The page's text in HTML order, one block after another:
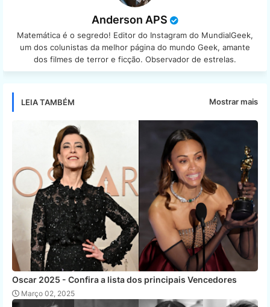
Anderson APS
Matemática é o segredo! Editor do Instagram do MundialGeek,
um dos colunistas da melhor página do mundo Geek, amante
dos filmes de terror e ficção. Observador de estrelas.
LEIA TAMBÉM Mostrar mais
Oscar 2025 - Confira a lista dos principais Vencedores
Março 02, 2025